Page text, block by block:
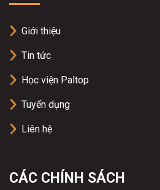
Giới thiệu
Tin tức
Học viện Paltop
Tuyển dụng
Liên hệ
CÁC CHÍNH SÁCH